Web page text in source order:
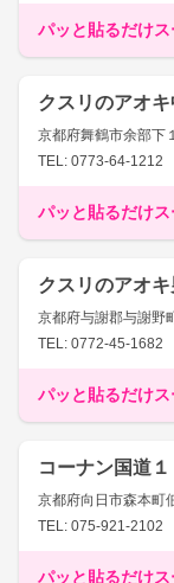
パッと貼るだけ
クスリのアオ
京都府舞鶴市余部下
TEL: 0773-64-1212
パッと貼るだけ
クスリのアオ
京都府与謝郡与謝野
TEL: 0772-45-1682
パッと貼るだけ
コーナン国道
京都府向日市森本町
TEL: 075-921-2102
パッと貼るだけ